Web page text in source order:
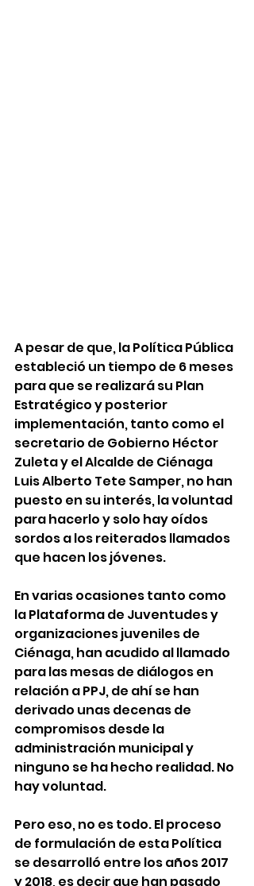
A pesar de que, la Política Pública
estableció un tiempo de 6 meses
para que se realizará su Plan
Estratégico y posterior
implementación, tanto como el
secretario de Gobierno Héctor
Zuleta y el Alcalde de Ciénaga
Luis Alberto Tete Samper, no han
puesto en su interés, la voluntad
para hacerlo y solo hay oídos
sordos a los reiterados llamados
que hacen los jóvenes.
En varias ocasiones tanto como
la Plataforma de Juventudes y
organizaciones juveniles de
Ciénaga, han acudido al llamado
para las mesas de diálogos en
relación a PPJ, de ahí se han
derivado unas decenas de
compromisos desde la
administración municipal y
ninguno se ha hecho realidad. No
hay voluntad.
Pero eso, no es todo. El proceso
de formulación de esta Política
se desarrolló entre los años 2017
y 2018, es decir que han pasado